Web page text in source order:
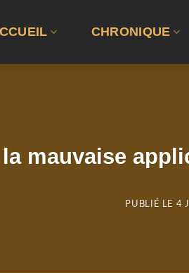
CHRONIQUE
mauvaise
PUBLIÉ LE 4